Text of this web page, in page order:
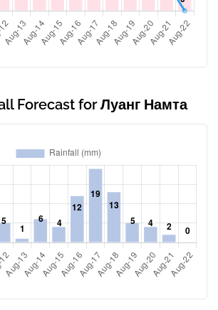
Forecast for Луанг Намта